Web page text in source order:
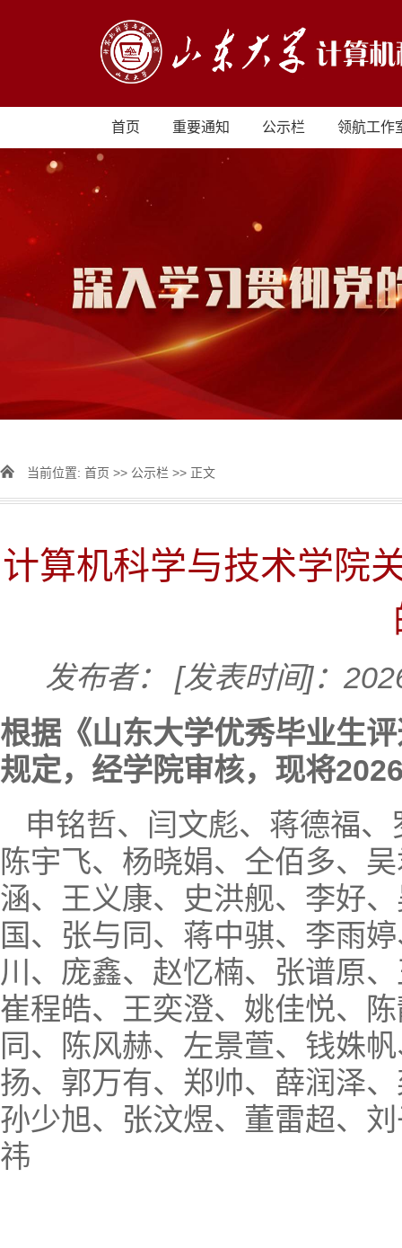
首页 重要通知 公示栏 领航工作
当前位置: 首页 >> 公示栏 >> 正文
计算机科学与技术学院
发布者：
[发表时间]：
根据《山东大学优秀毕业生
规定，经学院审核，现将
申铭哲、闫文彪、蒋德福
陈宇飞、杨晓娟、仝佰多、
涵、王义康、史洪舰、李好
国、张与同、蒋中骐、李雨
川、庞鑫、赵忆楠、张谱原
崔程皓、王奕澄、姚佳悦、
同、陈风赫、左景萱、钱姝
扬、郭万有、郑帅、薛润泽
孙少旭、张汶煜、董雷超、
祎